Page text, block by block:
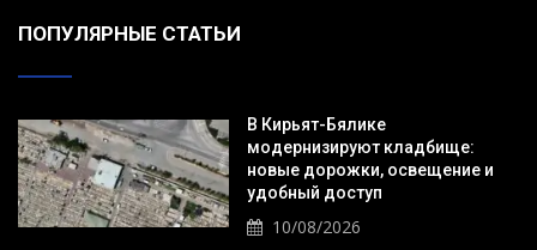
ПОПУЛЯРНЫЕ СТАТЬИ
В Кирьят-Бялике
модернизируют кладбище:
новые дорожки, освещение и
удобный доступ
10/08/2026